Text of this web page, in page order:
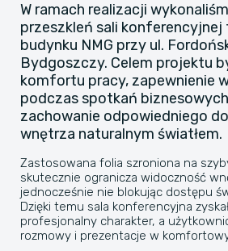
W ramach realizacji
przeszkleń sali
budynku NMG przy ul.
Bydgoszczy. Celem projektu
komfortu pracy, zapewnienie
podczas spotkań
zachowanie odpowiedniego
wnętrza naturalnym światłem.
Zastosowana folia szroniona na
skutecznie ogranicza widoczność
jednocześnie nie blokując dostępu
Dzięki temu sala konferencyjna
profesjonalny charakter, a
rozmowy i prezentacje w